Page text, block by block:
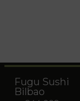
Fugu Sushi
Bilbao